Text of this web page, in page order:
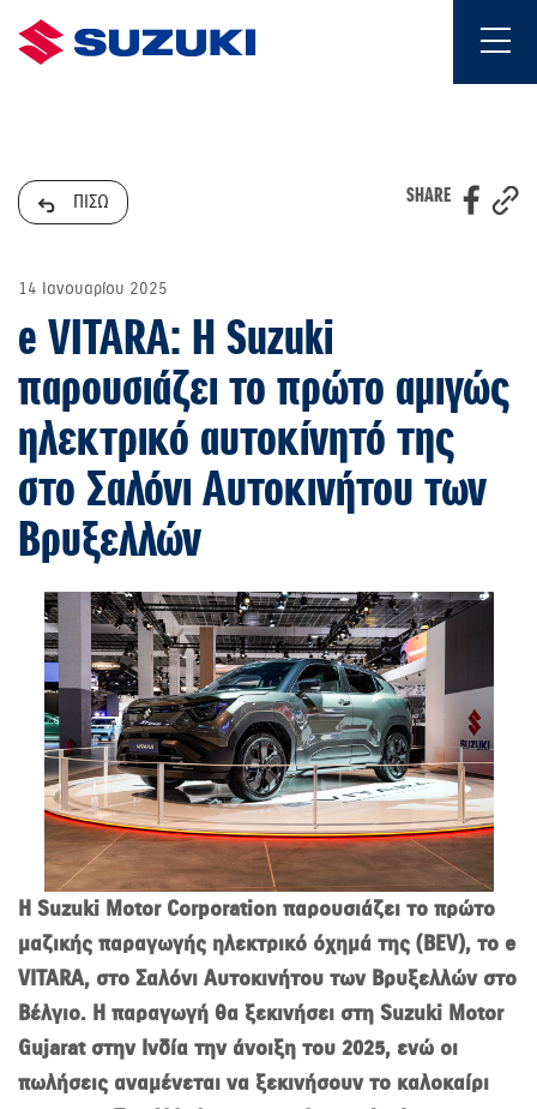
ΠΙΣΩ SHARE
14 Ιανουαρίου 2025
e VITARA: Η Suzuki
παρουσιάζει το πρώτο αμιγώς
ηλεκτρικό αυτοκίνητό της
στο Σαλόνι Αυτοκινήτου των
Βρυξελλών
Η Suzuki Motor Corporation παρουσιάζει το πρώτο
μαζικής παραγωγής ηλεκτρικό όχημά της (BEV), το e
VITARA, στο Σαλόνι Αυτοκινήτου των Βρυξελλών στο
Βέλγιο. Η παραγωγή θα ξεκινήσει στη Suzuki Motor
Gujarat στην Ινδία την άνοιξη του 2025, ενώ οι
πωλήσεις αναμένεται να ξεκινήσουν το καλοκαίρι